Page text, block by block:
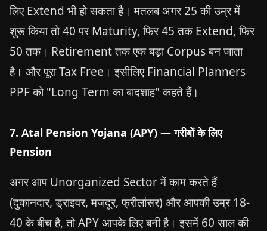
लिए Extend भी हो सकता है। मतलब अगर 25 की उम्र में
शुरू किया तो 40 पर Maturity, फिर 45 तक Extend, फिर
50 तक। Retirement तक एक बड़ा Corpus बन जाता
है। और पूरा Tax Free। इसीलिए Financial Planners
PPF को "Long Term का बादशाह" कहते हैं।
7. Atal Pension Yojana (APY) — गरीबों के लिए
Pension
अगर आप Unorganized Sector में काम करते हैं
(दुकानदार, ड्राइवर, मजदूर, फ्रीलांसर) और आपकी उम्र 18-
40 के बीच है, तो APY आपके लिए बनी है। इसमें 60 साल की